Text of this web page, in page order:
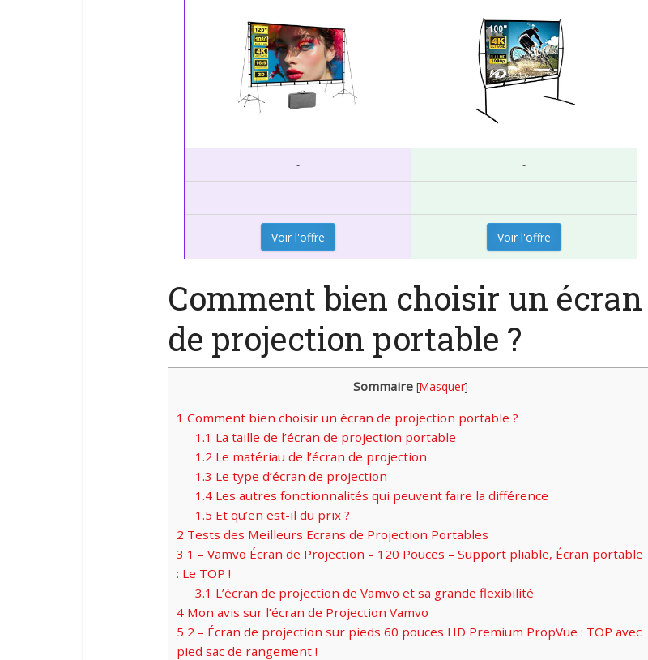
- -
- -
Voir l'offre Voir l'offre
Comment bien choisir un écran
de projection portable ?
Sommaire [Masquer]
1 Comment bien choisir un écran de projection portable ?
1.1 La taille de l’écran de projection portable
1.2 Le matériau de l’écran de projection
1.3 Le type d’écran de projection
1.4Les autres fonctionnalités qui peuvent faire la différence
1.5 Et qu’en est-il du prix ?
2 Tests des Meilleurs Ecrans de Projection Portables
3 1 – Vamvo Écran de Projection – 120 Pouces – Support pliable, Écran portable
: Le TOP !
3.1 L’écran de projection de Vamvo et sa grande flexibilité
4 Mon avis sur l’écran de Projection Vamvo
5 2 – Écran de projection sur pieds 60 pouces HD Premium PropVue : TOP avec
pied sac de rangement !